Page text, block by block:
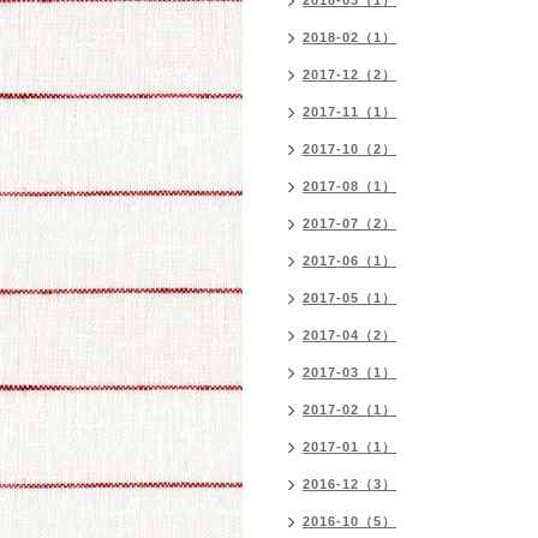
2018-02（1）
2017-12（2）
2017-11（1）
2017-10（2）
2017-08（1）
2017-07（2）
2017-06（1）
2017-05（1）
2017-04（2）
2017-03（1）
2017-02（1）
2017-01（1）
2016-12（3）
2016-10（5）